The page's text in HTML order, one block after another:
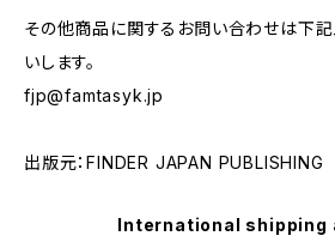
その他商品に関するお問い合わせは下
いします。
fjp@famtasyk.jp
出版元：FINDER JAPAN PUBLISHING
International shipping